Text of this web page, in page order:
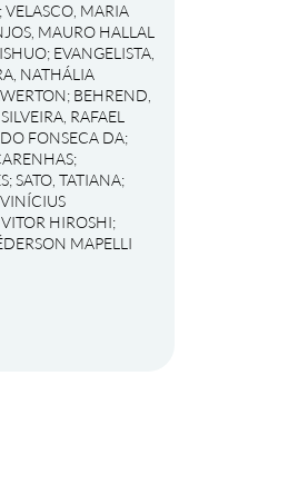
VELASCO, MARIA
MAURO HALLAL
; EVANGELISTA,
NATHÁLIA
; BEHREND,
SILVEIRA, RAFAEL
FONSECA DA;
;
;SATO, TATIANA;
VITOR HIROSHI;
MAPELLI